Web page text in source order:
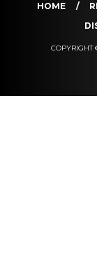
HOME
COPYRIGHT